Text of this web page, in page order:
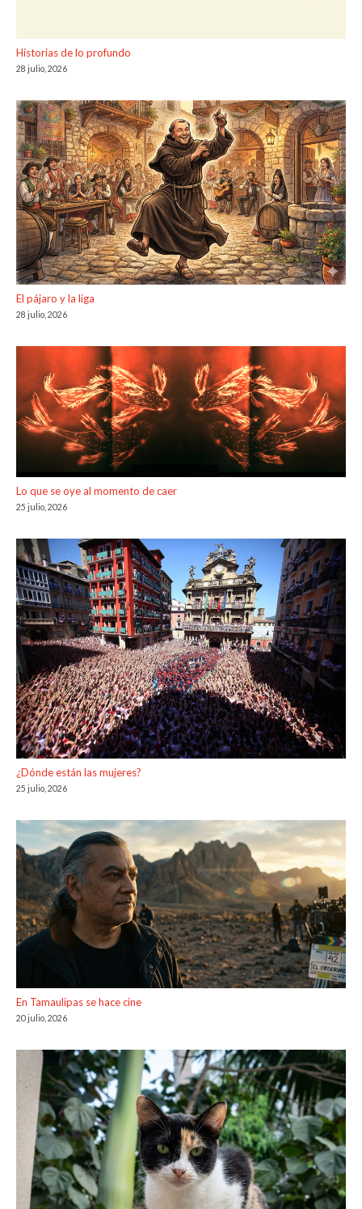
Historias de lo profundo
28 julio, 2026
El pájaro y la liga
28 julio, 2026
Lo que se oye al momento de caer
25 julio, 2026
¿Dónde están las mujeres?
25 julio, 2026
En Tamaulipas se hace cine
20 julio, 2026